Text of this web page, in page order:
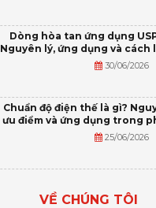
Dòng hòa tan ứng dụng
Nguyên lý, ứng dụng và cách
30/06/2026
Chuẩn độ điện thế là gì?
ưu điểm và ứng dụng trong
25/06/2026
VỀ CHÚNG TÔI